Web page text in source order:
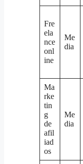
Fre
ela
nce
onl
ine
Me
dia
Ma
rke
tin
g
de
afil
iad
os
Me
dia